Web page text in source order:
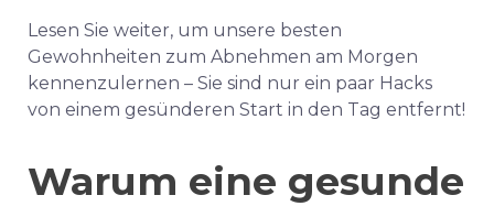
Lesen Sie weiter, um unsere besten
Gewohnheiten zum Abnehmen am Morgen
kennenzulernen – Sie sind nur ein paar Hacks
von einem gesünderen Start in den Tag entfernt!
Warum eine gesunde